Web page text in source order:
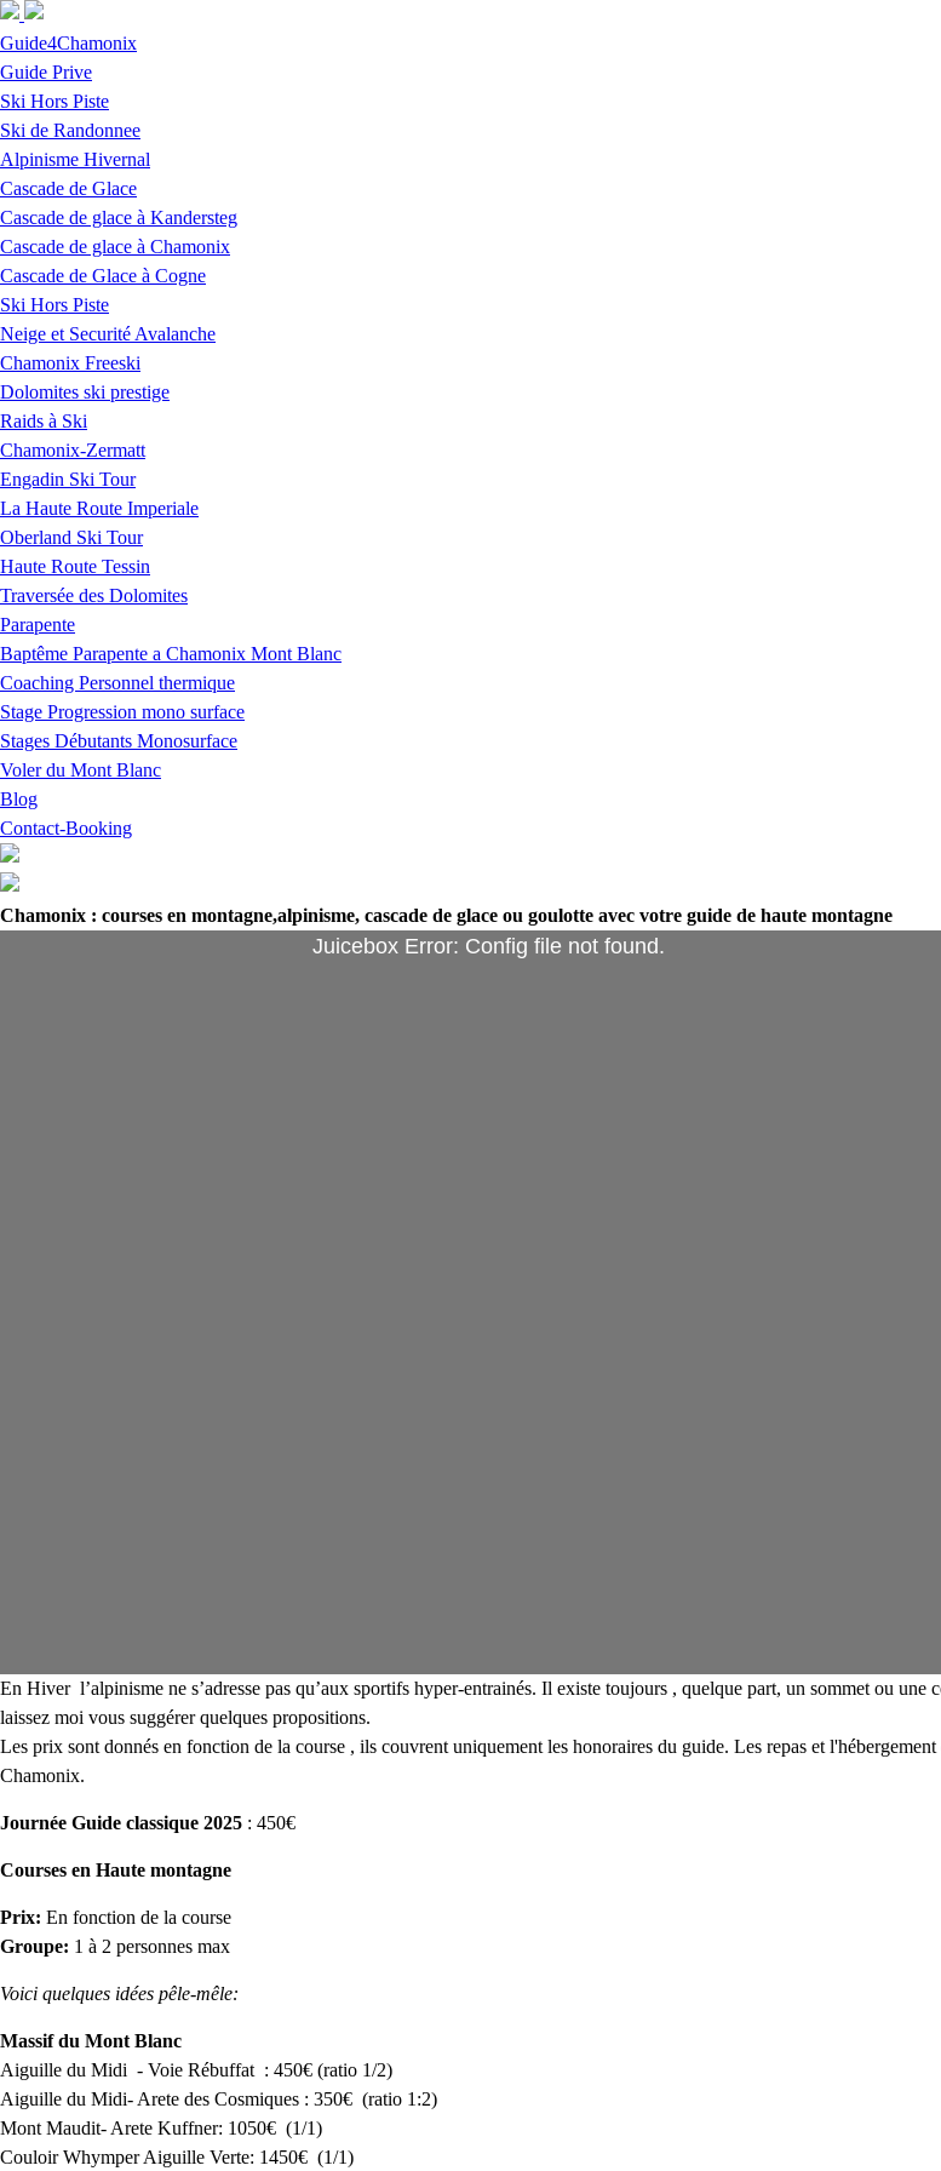
Skip to navigation
Skip to main content
Guide4Chamonix
Guide Prive
Ski Hors Piste
Ski de Randonnee
Alpinisme Hivernal
Cascade de Glace
Cascade de glace à Kandersteg
Cascade de glace à Chamonix
Cascade de Glace à Cogne
Ski Hors Piste
Neige et Securité Avalanche
Chamonix Freeski
Dolomites ski prestige
Raids à Ski
Chamonix-Zermatt
Engadin Ski Tour
La Haute Route Imperiale
Oberland Ski Tour
Haute Route Tessin
Traversée des Dolomites
Parapente
Baptême Parapente a Chamonix Mont Blanc
Coaching Personnel thermique
Stage Progression mono surface
Stages Débutants Monosurface
Voler du Mont Blanc
Blog
Contact-Booking
Chamonix : courses en montagne,alpinisme, cascade de glace ou goulotte avec votre guide de haute montagne
Juicebox Error: Config file not found.
En Hiver l’alpinisme ne s’adresse pas qu’aux sportifs hyper-entrainés. Il existe toujours , quelque part, un sommet ou
laissez moi vous suggérer quelques propositions.
Les prix sont donnés en fonction de la course , ils couvrent uniquement les honoraires du guide. Les repas et
Chamonix.
Journée Guide classique 2025 : 450€
Courses en Haute montagne
Prix: En fonction de la course
Groupe: 1 à 2 personnes max
Voici quelques idées pêle-mêle:
Massif du Mont Blanc
Aiguille du Midi - Voie Rébuffat : 450€ (ratio 1/2)
Aiguille du Midi- Arete des Cosmiques : 350€ (ratio 1:2)
Mont Maudit- Arete Kuffner: 1050€ (1/1)
Couloir Whymper Aiguille Verte: 1450€ (1/1)